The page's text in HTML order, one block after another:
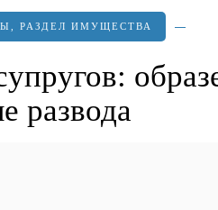
,РАЗДЕЛ ИМУЩЕСТВА
развода